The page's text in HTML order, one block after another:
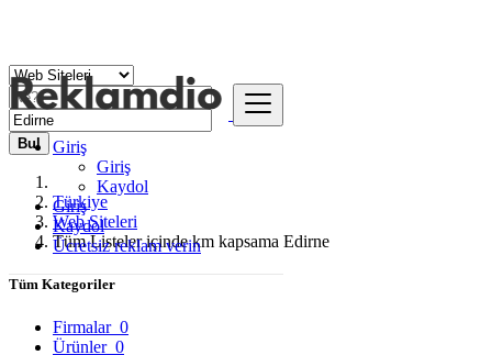
Giriş
Giriş
Kaydol
Giriş
Kaydol
Ücretsiz reklam verin
Bul
Türkiye
Web Siteleri
Tüm Listeler içinde km kapsama Edirne
Tüm Kategoriler
Firmalar 0
Ürünler 0